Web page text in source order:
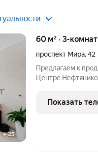
+25
60 м² · 3-
проспект Мира,42
Предлагаем к
Центре
диван и cтол в
гарнитур со
Показать